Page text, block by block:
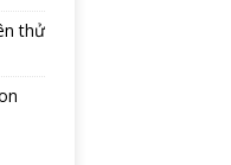
thử